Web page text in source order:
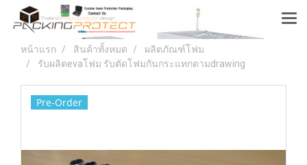
หน้าแรก สินค้าทั้งหมด
ผลิตภัณฑ์โฟม
รับผลิตevaโฟม รับตัดโฟมกันกระแทกตามdrawing
Pre-Order